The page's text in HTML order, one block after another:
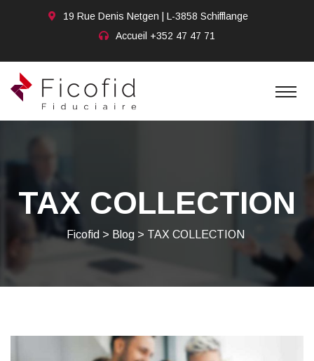
19 Rue Denis Netgen | L-3858 Schifflange
Accueil +352 47 47 71
TAX COLLECTION
Ficofid > Blog> TAX COLLECTION